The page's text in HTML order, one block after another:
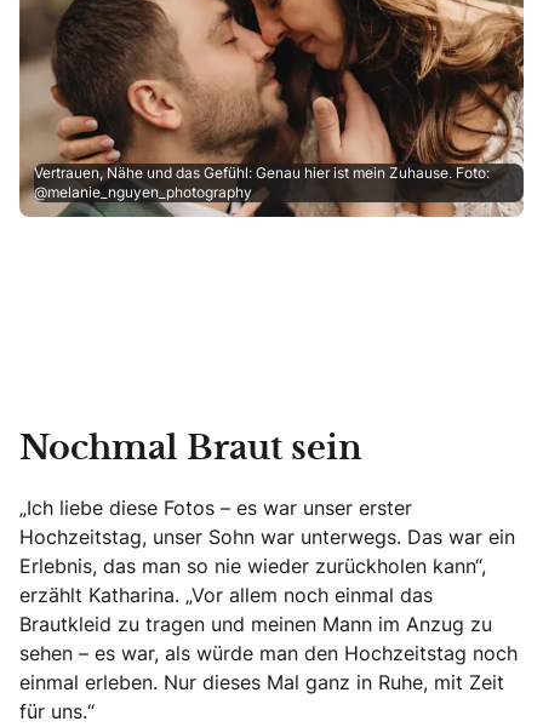
Vertrauen, Nähe und das Gefühl: Genau hier ist mein Zuhause. Foto:
@melanie_nguyen_photography
Nochmal Braut sein
„Ich liebe diese Fotos – es war unser erster
Hochzeitstag, unser Sohn war unterwegs. Das war ein
Erlebnis, das man so nie wieder zurückholen kann“,
erzählt Katharina. „Vor allem noch einmal das
Brautkleid zu tragen und meinen Mann im Anzug zu
sehen – es war, als würde man den Hochzeitstag noch
einmal erleben. Nur dieses Mal ganz in Ruhe, mit Zeit
für uns.“